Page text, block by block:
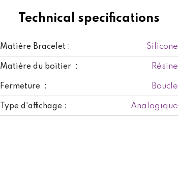
Technical specifications
Matière Bracelet : Silicone
Matière du boitier : Résine
Fermeture : Boucle
Type d'affichage : Analogique